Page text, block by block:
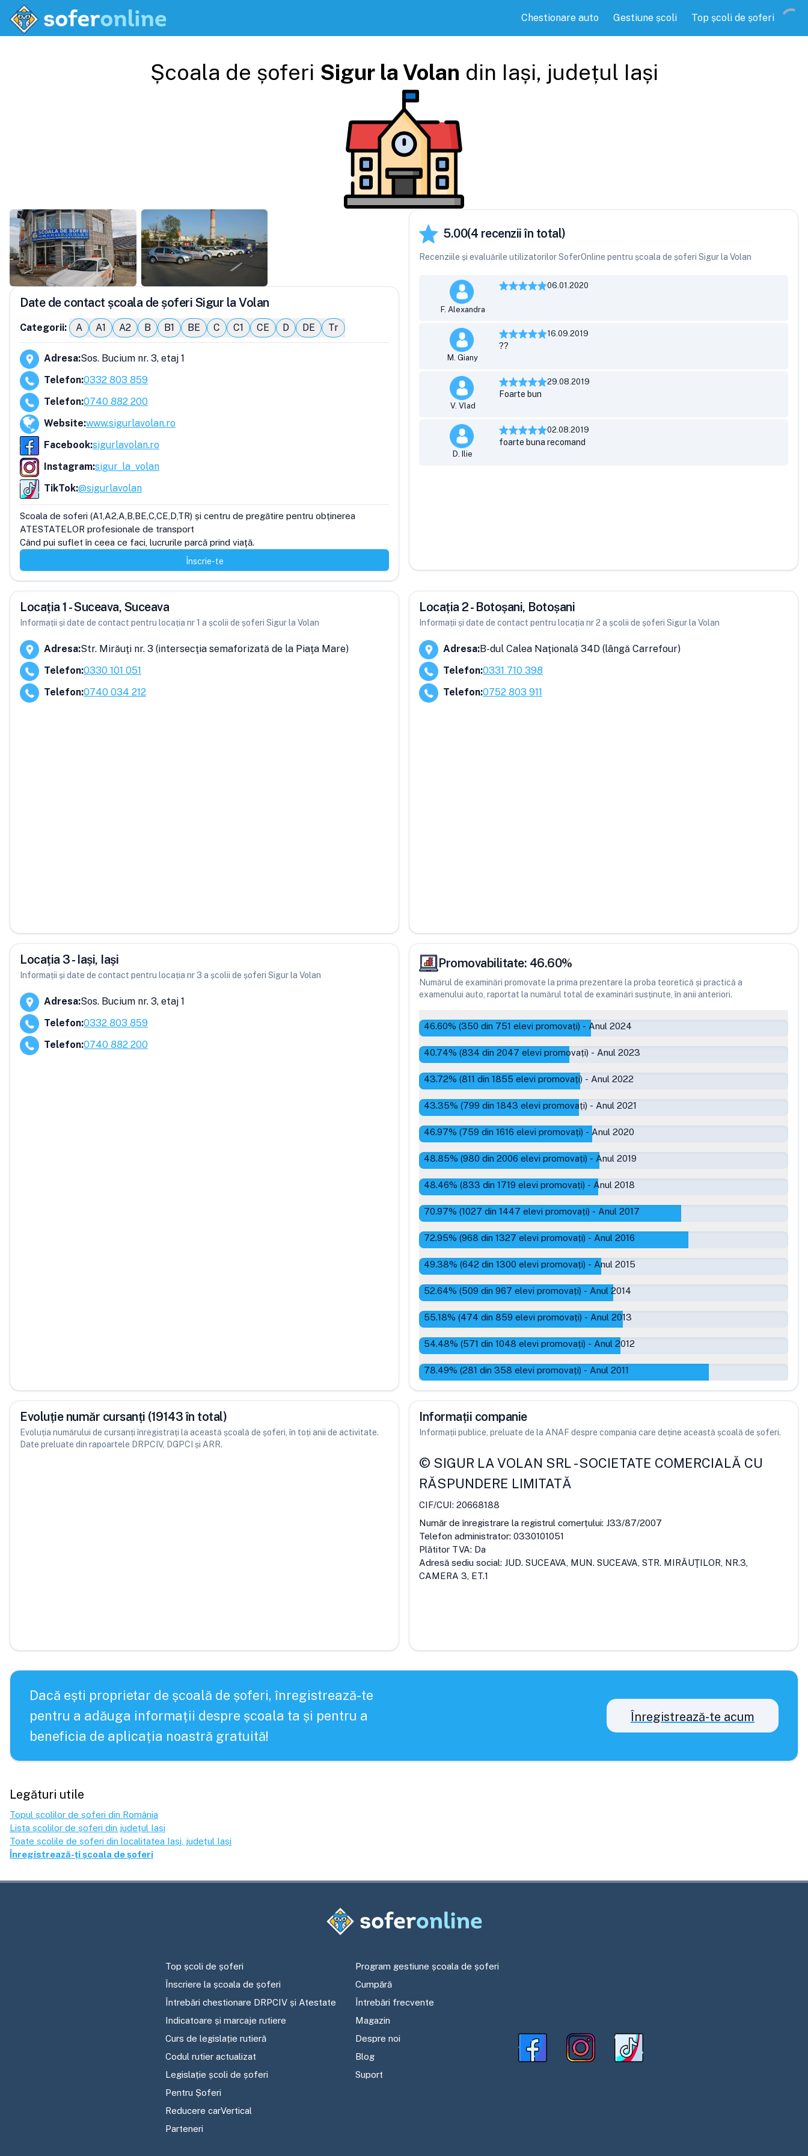
Chestionare auto Gestiune școli Top școli de șoferi
Școala de șoferi Sigur la Volan din Iași, județul Iași
Date de contact școala de șoferi Sigur la Volan
Categorii: A A1 A2 B B1 BE C C1 CE D DE Tr
Adresa:Sos. Bucium nr. 3, etaj 1
Telefon:0332 803 859
Telefon:0740 882 200
Website:www.sigurlavolan.ro
Facebook:sigurlavolan.ro
Instagram:sigur_la_volan
TikTok:@sigurlavolan
Scoala de soferi (A1,A2,A,B,BE,C,CE,D,TR) și centru de pregătire pentru obținerea
ATESTATELOR profesionale de transport
Când pui suflet în ceea ce faci, lucrurile parcă prind viaţă.
Înscrie-te
5.00(4 recenzii în total)
Recenziile și evaluările utilizatorilor SoferOnline pentru școala de șoferi Sigur la Volan
F. Alexandra
06.01.2020
M. Giany
16.09.2019
??
V. Vlad
29.08.2019
Foarte bun
D. Ilie
02.08.2019
foarte buna recomand
Locația 1 - Suceava, Suceava
Informații și date de contact pentru locația nr 1 a școlii de șoferi Sigur la Volan
Adresa:Str. Mirăuţi nr. 3 (intersecţia semaforizată de la Piaţa Mare)
Telefon:0330 101 051
Telefon:0740 034 212
Locația 2 - Botoșani, Botoșani
Informații și date de contact pentru locația nr 2 a școlii de șoferi Sigur la Volan
Adresa:B-dul Calea Naţională 34D (lângă Carrefour)
Telefon:0331 710 398
Telefon:0752 803 911
Locația 3 - Iași, Iași
Informații și date de contact pentru locația nr 3 a școlii de șoferi Sigur la Volan
Adresa:Sos. Bucium nr. 3, etaj 1
Telefon:0332 803 859
Telefon:0740 882 200
Promovabilitate: 46.60%
Numărul de examinări promovate la prima prezentare la proba teoretică și practică a
examenului auto, raportat la numărul total de examinări susținute, în anii anteriori.
46.60% (350 din 751 elevi promovați) - Anul 2024
40.74% (834 din 2047 elevi promovați) - Anul 2023
43.72% (811 din 1855 elevi promovați) - Anul 2022
43.35% (799 din 1843 elevi promovați) - Anul 2021
46.97% (759 din 1616 elevi promovați) - Anul 2020
48.85% (980 din 2006 elevi promovați) - Anul 2019
48.46% (833 din 1719 elevi promovați) - Anul 2018
70.97% (1027 din 1447 elevi promovați) - Anul 2017
72.95% (968 din 1327 elevi promovați) - Anul 2016
49.38% (642 din 1300 elevi promovați) - Anul 2015
52.64% (509 din 967 elevi promovați) - Anul 2014
55.18% (474 din 859 elevi promovați) - Anul 2013
54.48% (571 din 1048 elevi promovați) - Anul 2012
78.49% (281 din 358 elevi promovați) - Anul 2011
Evoluție număr cursanți (19143 în total)
Evoluția numărului de cursanți înregistrați la această școală de șoferi, în toți anii de activitate.
Date preluate din rapoartele DRPCIV, DGPCI și ARR.
Informații companie
Informații publice, preluate de la ANAF despre compania care deține această școală de șoferi.
© SIGUR LA VOLAN SRL-SOCIETATE COMERCIALĂ CU
RĂSPUNDERE LIMITATĂ
CIF/CUI: 20668188
Număr de înregistrare la registrul comerțului: J33/87/2007
Telefon administrator: 0330101051
Plătitor TVA: Da
Adresă sediu social: JUD. SUCEAVA, MUN. SUCEAVA, STR. MIRĂUŢILOR, NR.3,
CAMERA 3, ET.1
Dacă ești proprietar de școală de șoferi, înregistrează-te
pentru a adăuga informații despre școala ta și pentru a
beneficia de aplicația noastră gratuită!
Înregistrează-te acum
Legături utile
Topul școlilor de șoferi din România
Lista școlilor de șoferi din județul Iași
Toate școlile de șoferi din localitatea Iași , județul Iași
Înregistrează-ți școala de șoferi
Top școli de șoferi
Înscriere la școala de șoferi
Întrebări chestionare DRPCIV și Atestate
Indicatoare și marcaje rutiere
Curs de legislație rutieră
Codul rutier actualizat
Legislație școli de șoferi
Pentru Șoferi
Reducere carVertical
Parteneri
Program gestiune școala de șoferi
Cumpără
Întrebări frecvente
Magazin
Despre noi
Blog
Suport